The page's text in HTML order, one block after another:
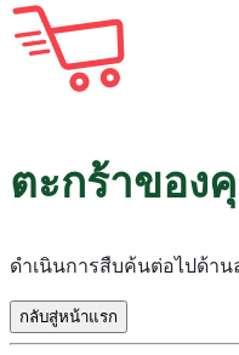
ตะกร้าของ
ดำเนินการสืบค้นต่อไปด้าน
กลับสู่หน้าแรก